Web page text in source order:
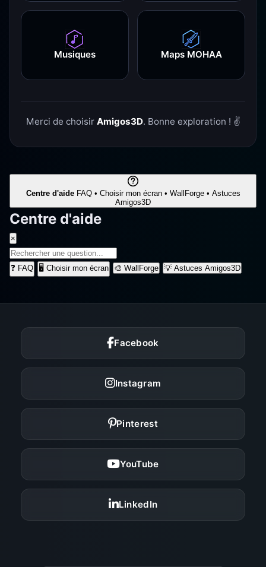
Musiques Maps MOHAA
Merci de choisir Amigos3D. Bonne exploration ! ✌️
Centre d'aide FAQ • Choisir mon écran • WallForge • Astuces
Amigos3D
Centre d'aide
×
❓ FAQ 🖥️ Choisir mon écran 🎨 WallForge 💡 Astuces Amigos3D
Facebook
Instagram
Pinterest
YouTube
LinkedIn